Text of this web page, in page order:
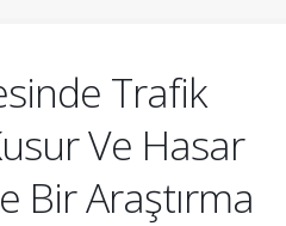
Trafik
Ve Hasar
Bir Araştırma